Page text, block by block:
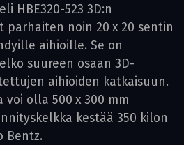
HBE320-523 3D:n
parhaiten noin 20 x 20 sentin
aihioille. Se on
suureen osaan 3D-
aihioiden katkaisuun.
olla 500 x 300 mm
kestää 350 kilon
Bentz.